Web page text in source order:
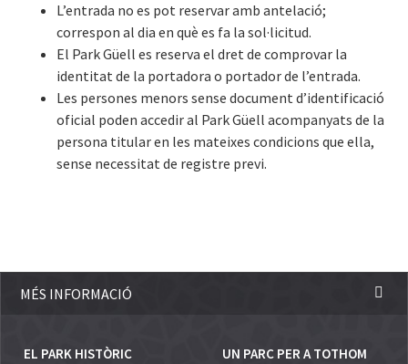
L’entrada no es pot reservar amb antelació;
correspon al dia en què es fa la sol·licitud.
El Park Güell es reserva el dret de comprovar la
identitat de la portadora o portador de l’entrada.
Les persones menors sense document d’identificació
oficial poden accedir al Park Güell acompanyats de la
persona titular en les mateixes condicions que ella,
sense necessitat de registre previ.
MÉS INFORMACIÓ
EL PARK HISTÒRIC UN PARC PER A TOTHOM